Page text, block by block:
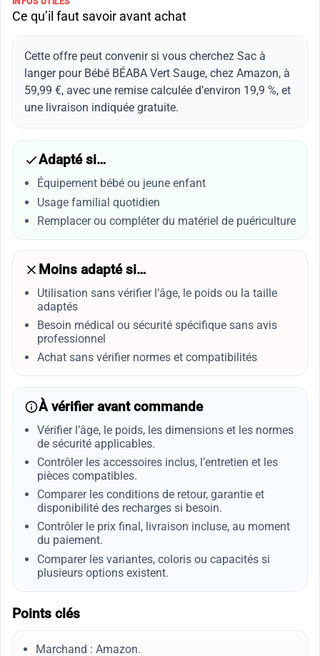
Ce qu’il faut savoir avant achat
Cette offre peut convenir si vous cherchez Sac à
langer pour Bébé BÉABA Vert Sauge, chez Amazon, à
59,99 €, avec une remise calculée d’environ 19,9 %, et
une livraison indiquée gratuite.
Adapté si…
Équipement bébé ou jeune enfant
Usage familial quotidien
Remplacer ou compléter du matériel de puériculture
Moins adapté si…
Utilisation sans vérifier l’âge, le poids ou la taille
adaptés
Besoin médical ou sécurité spécifique sans avis
professionnel
Achat sans vérifier normes et compatibilités
À vérifier avant commande
Vérifier l’âge, le poids, les dimensions et les normes
de sécurité applicables.
Contrôler les accessoires inclus, l’entretien et les
pièces compatibles.
Comparer les conditions de retour, garantie et
disponibilité des recharges si besoin.
Contrôler le prix final, livraison incluse, au moment
du paiement.
Comparer les variantes, coloris ou capacités si
plusieurs options existent.
Points clés
Marchand : Amazon.